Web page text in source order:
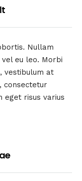
Nullam
eu leo. Morbi
vestibulum at
consectetur
eget risus varius